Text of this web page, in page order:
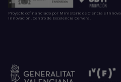
Proyecto cofinanciado por Ministerio de Ciencia e
Innovación, Centro de Excelencia Cervera.